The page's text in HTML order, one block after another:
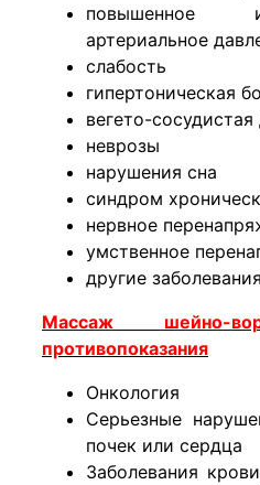
повышенное
артериальное
слабость
гипертоническая
вегето-
неврозы
нарушения сна
синдром
нервное
умственное
другие заболевания
Массаж шейно-
противопоказания
​Онкология
Серьезные
почек или сердца
Заболевания